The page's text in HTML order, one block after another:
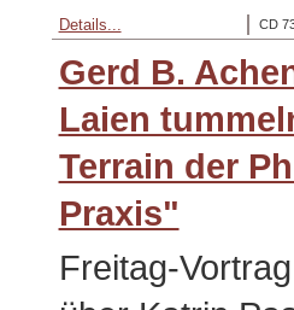
CD
Details...
Gerd B.
Laien
Terrain der
Praxis"
Freitag-